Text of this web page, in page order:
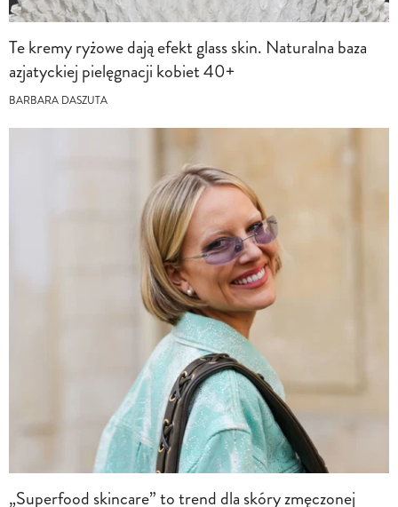
Te kremy ryżowe dają efekt glass skin. Naturalna baza
azjatyckiej pielęgnacji kobiet 40+
BARBARA DASZUTA
„Superfood skincare” to trend dla skóry zmęczonej